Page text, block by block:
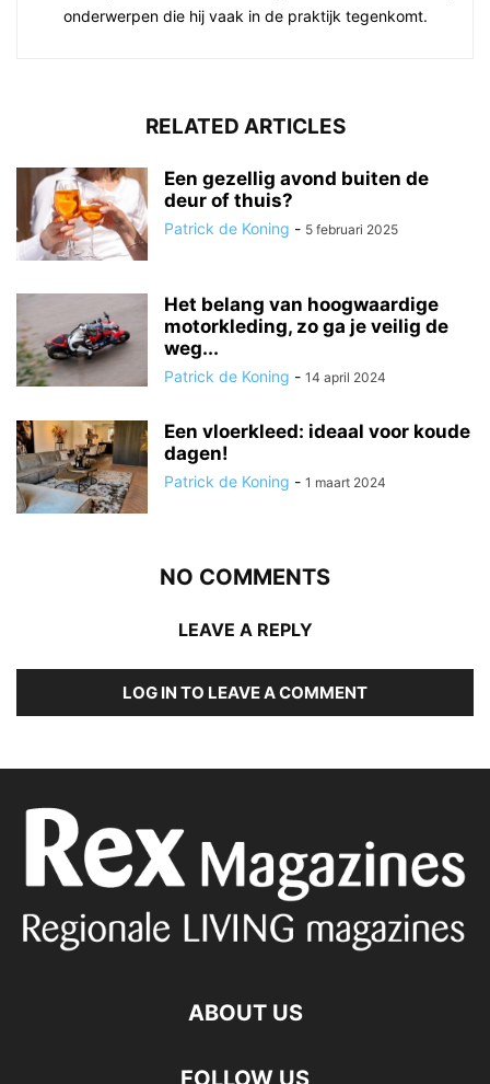
onderwerpen die hij vaak in de praktijk tegenkomt.
RELATED ARTICLES
Een gezellig avond buiten de
deur of thuis?
Patrick de Koning - 5 februari 2025
Het belang van hoogwaardige
motorkleding, zo ga je veilig de
weg...
Patrick de Koning - 14 april 2024
Een vloerkleed: ideaal voor koude
dagen!
Patrick de Koning - 1 maart 2024
NO COMMENTS
LEAVE A REPLY
LOG IN TO LEAVE A COMMENT
ABOUT US
FOLLOW US